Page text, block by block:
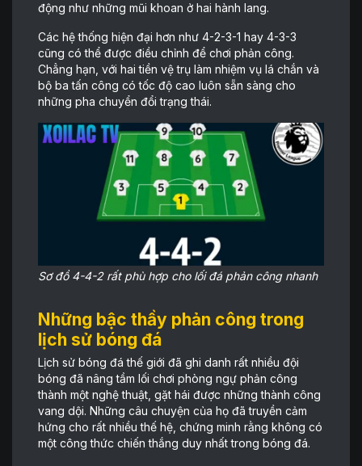
động như những mũi khoan ở hai hành lang.
Các hệ thống hiện đại hơn như 4-2-3-1 hay 4-3-3
cũng có thể được điều chỉnh để chơi phản công.
Chẳng hạn, với hai tiền vệ trụ làm nhiệm vụ lá chắn và
bộ ba tấn công có tốc độ cao luôn sẵn sàng cho
những pha chuyển đổi trạng thái.
Sơ đồ 4-4-2 rất phù hợp cho lối đá phản công nhanh
Những bậc thầy phản công trong
lịch sử bóng đá
Lịch sử bóng đá thế giới đã ghi danh rất nhiều đội
bóng đã nâng tầm lối chơi phòng ngự phản công
thành một nghệ thuật, gặt hái được những thành công
vang dội. Những câu chuyện của họ đã truyền cảm
hứng cho rất nhiều thế hệ, chứng minh rằng không có
một công thức chiến thắng duy nhất trong bóng đá.